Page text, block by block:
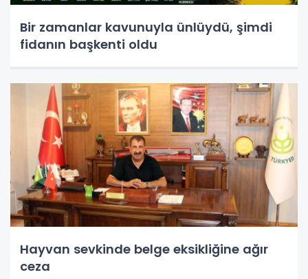
Bir zamanlar kavunuyla ünlüydü, şimdi
fidanın başkenti oldu
Hayvan sevkinde belge eksikliğine ağır
ceza